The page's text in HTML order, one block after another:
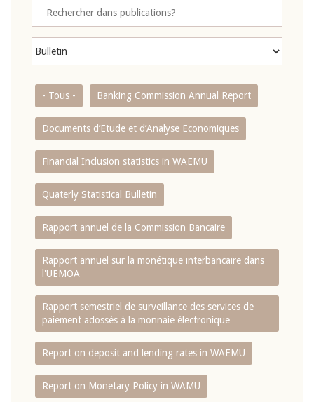
- Tous - Banking Commission Annual Report
Documents d’Etude et d’Analyse Economiques
Financial Inclusion statistics in WAEMU
Quaterly Statistical Bulletin
Rapport annuel de la Commission Bancaire
Rapport annuel sur la monétique interbancaire dans
l'UEMOA
Rapport semestriel de surveillance des services de
paiement adossés à la monnaie électronique
Report on deposit and lending rates in WAEMU
Report on Monetary Policy in WAMU